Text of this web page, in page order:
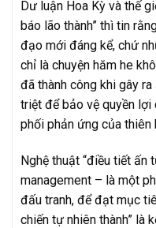
Dư luận Hoa Kỳ và thế
báo lão thành” thì tin
đạo mới đáng kể, chứ
chỉ là chuyện hăm he
đã thành công khi gây
triệt để bảo vệ quyền
phối phản ứng của thiên
Nghệ thuật “điều tiết ấn
management – là một
đấu tranh, để đạt mục
chiến tự nhiên thành” là